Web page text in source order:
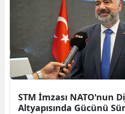
STM İmzası NATO'nun
Altyapısında Gücünü